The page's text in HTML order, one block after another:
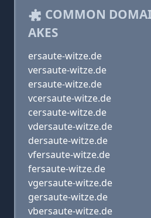
COMMON
AKES
ersaute-witze.de
versaute-witze.de
ersaute-witze.de
vcersaute-witze.de
cersaute-witze.de
vdersaute-witze.de
dersaute-witze.de
vfersaute-witze.de
fersaute-witze.de
vgersaute-witze.de
gersaute-witze.de
vbersaute-witze.de